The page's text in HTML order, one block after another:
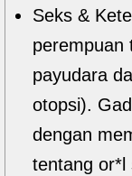
Seks &
perempuan
payudara
otopsi).
dengan
tentang or*l